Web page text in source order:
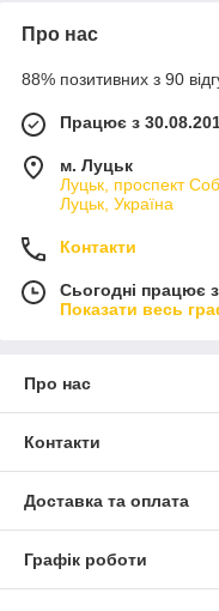
Про нас
88% позитивних з 90
Працює з
м. Луцьк
Луцьк, проспект
Луцьк, Україна
Контакти
Сьогодні працює
Показати весь
Про нас
Контакти
Доставка та оплата
Графік роботи